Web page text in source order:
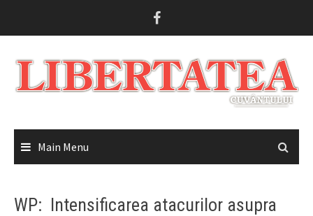
Main Menu
WP: Intensificarea atacurilor asupra